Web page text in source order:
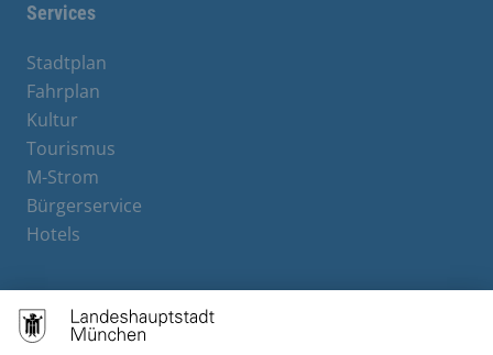
Services
Stadtplan
Fahrplan
Kultur
Tourismus
M-Strom
Bürgerservice
Hotels
Contact